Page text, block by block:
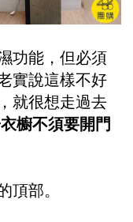
功能，但必須
實說這樣不好
就很想走過去
櫥不須要開門
部。